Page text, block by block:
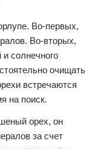
Во-первых,
Во-вторых,
солнечного
очищать
встречаются
на поиск.
орех, он
за счет